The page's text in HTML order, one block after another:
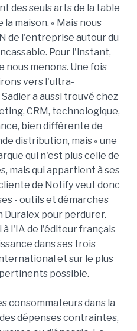
des seuls arts de la table
maison. « Mais nous
de l'entreprise autour du
Pour l'instant,
nous menons. Une fois
vers l'ultra-
a aussi trouvé chez
CRM, technologique,
bien différente de
distribution, mais « une
qui n'est plus celle de
mais qui appartient à ses
de Notify veut donc
- outils et démarches
Duralex pour perdurer.
à l'IA de l'éditeur français
dans ses trois
et sur le plus
possible.
consommateurs dans la
dépenses contraintes,